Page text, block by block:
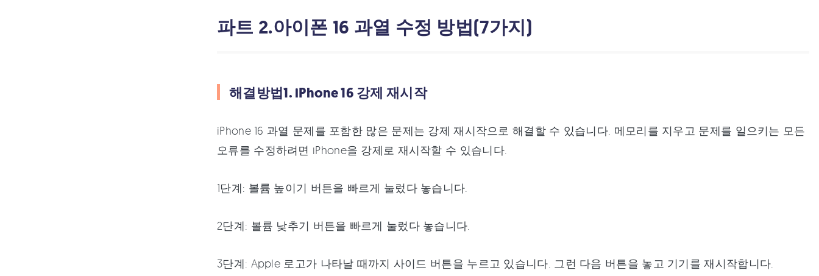
파트 2.아이폰 16 과열 수정 방법(7가지)
해결방법1. iPhone 16 강제 재시작
iPhone 16 과열 문제를 포함한 많은 문제는 강제 재시작으로 해결할 수 있습니다. 메모리를 지우고 문제를 일으키는 모든
오류를 수정하려면 iPhone을 강제로 재시작할 수 있습니다.
1단계: 볼륨 높이기 버튼을 빠르게 눌렀다 놓습니다.
2단계: 볼륨 낮추기 버튼을 빠르게 눌렀다 놓습니다.
3단계: Apple 로고가 나타날 때까지 사이드 버튼을 누르고 있습니다. 그런 다음 버튼을 놓고 기기를 재시작합니다.